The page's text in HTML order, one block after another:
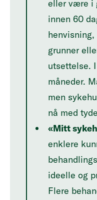
eller være i
innen 60
grunner
utsettelse.
måneder.
men
nå med
«Mitt
enklere
ideelle og
Flere